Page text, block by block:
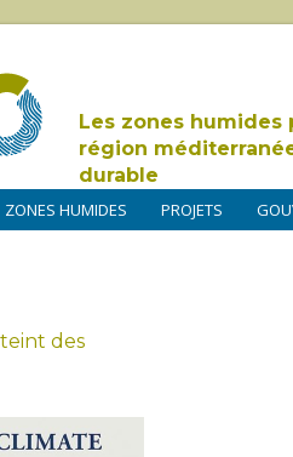
Les zones humides
région
durable
ZONES HUMIDES PROJETS
des